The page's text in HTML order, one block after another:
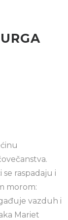
raspadaju i
morom:
vazduh i
Mariet